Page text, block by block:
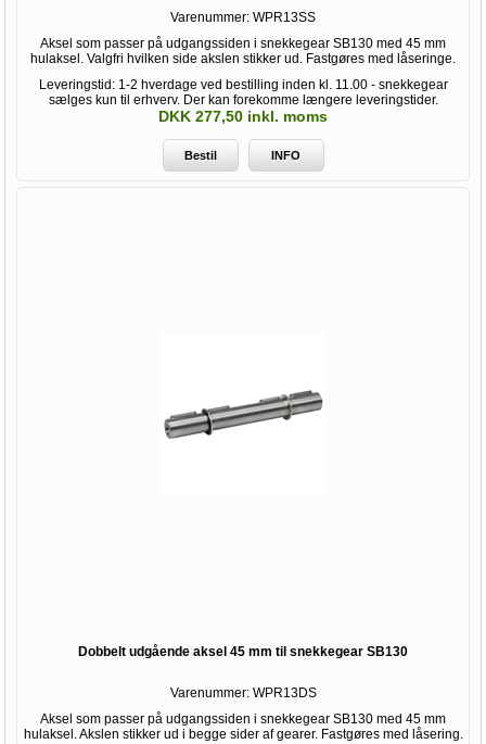
Varenummer: WPR13SS
Aksel som passer på udgangssiden i snekkegear SB130 med 45 mm
hulaksel. Valgfri hvilken side akslen stikker ud. Fastgøres med låseringe.
Leveringstid: 1-2 hverdage ved bestilling inden kl. 11.00 - snekkegear
sælges kun til erhverv. Der kan forekomme længere leveringstider.
DKK 277,50 inkl. moms
Bestil INFO
Dobbelt udgående aksel 45 mm til snekkegear SB130
Varenummer: WPR13DS
Aksel som passer på udgangssiden i snekkegear SB130 med 45 mm
hulaksel. Akslen stikker ud i begge sider af gearer. Fastgøres med låsering.